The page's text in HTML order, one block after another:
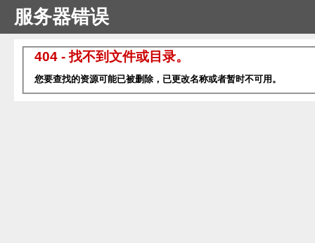
服务器错误
404 - 找不到文件或目录。
您要查找的资源可能已被删除，已更改名称或者暂时不可用。